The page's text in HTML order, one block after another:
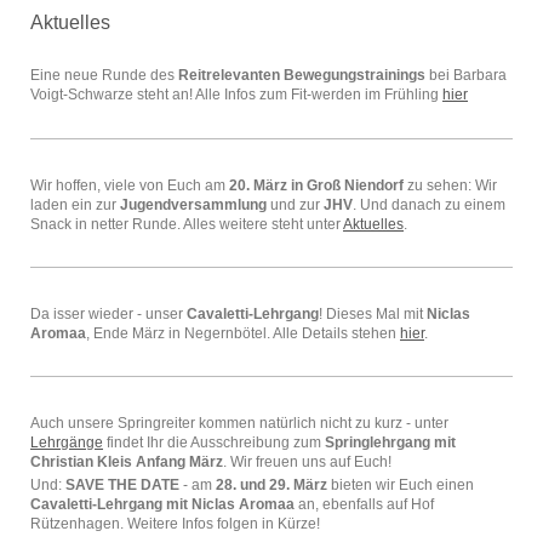
Aktuelles
Eine neue Runde des Reitrelevanten Bewegungstrainings bei Barbara
Voigt-Schwarze steht an! Alle Infos zum Fit-werden im Frühling hier
Wir hoffen, viele von Euch am 20. März in Groß Niendorf zu sehen: Wir
laden ein zur Jugendversammlung und zur JHV . Und danach zu einem
Snack in netter Runde. Alles weitere steht unter Aktuelles
Da isser wieder - unser Cavaletti-Lehrgang! Dieses Mal mit Niclas
Aromaa , Ende März in Negernbötel. Alle Details stehen hier.
Auch unsere Springreiter kommen natürlich nicht zu kurz - unter
Lehrgänge findet Ihr die Ausschreibung zum Springlehrgang mit
Christian Kleis Anfang März . Wir freuen uns auf Euch!
Und: SAVE THE DATE - am 28. und 29. März bieten wir Euch einen
Cavaletti-Lehrgang mit Niclas Aromaa an, ebenfalls auf Hof
Rützenhagen. Weitere Infos folgen in Kürze!